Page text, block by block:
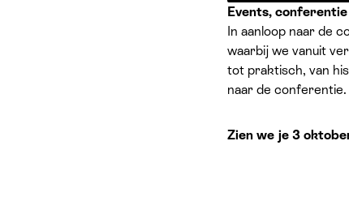
Events,
In aanloop naar de
waarbij we vanuit
tot praktisch, van
naar de conferentie.
Zien we je 3